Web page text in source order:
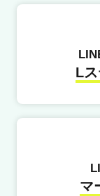
L
マ